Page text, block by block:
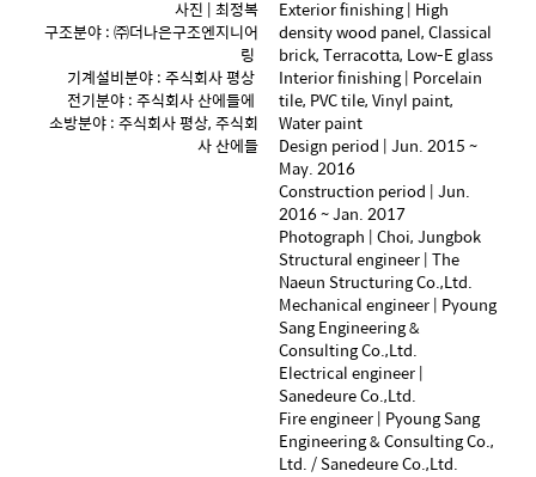
사진 | 최정복
구조분야 : ㈜더나은구조엔지니어
링
기계설비분야 : 주식회사 평상
전기분야 : 주식회사 산에들에
소방분야 : 주식회사 평상, 주식회
사 산에들
Exterior finishing | High
density wood panel, Classical
brick, Terracotta, Low-E glass
Interior finishing | Porcelain
tile, PVC tile, Vinyl paint,
Water paint
Design period | Jun. 2015 ~
May. 2016
Construction period | Jun.
2016 ~ Jan. 2017
Photograph | Choi, Jungbok
Structural engineer | The
Naeun Structuring Co.,Ltd.
Mechanical engineer | Pyoung
Sang Engineering &
Consulting Co.,Ltd.
Electrical engineer |
Sanedeure Co.,Ltd.
Fire engineer | Pyoung Sang
Engineering & Consulting Co.,
Ltd. / Sanedeure Co.,Ltd.